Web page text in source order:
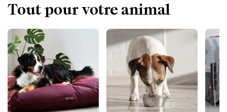
Tout pour votre animal